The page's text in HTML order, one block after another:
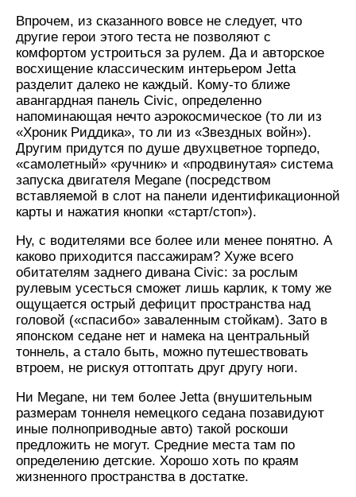
Впрочем, из сказанного вовсе не следует, что
другие герои этого теста не позволяют с
комфортом устроиться за рулем. Да и авторское
восхищение классическим интерьером Jetta
разделит далеко не каждый. Кому-то ближе
авангардная панель Civic, определенно
напоминающая нечто аэрокосмическое (то ли из
«Хроник Риддика», то ли из «Звездных войн»).
Другим придутся по душе двухцветное торпедо,
«самолетный» «ручник» и «продвинутая» система
запуска двигателя Megane (посредством
вставляемой в слот на панели идентификационной
карты и нажатия кнопки «старт/стоп»).
Ну, с водителями все более или менее понятно. А
каково приходится пассажирам? Хуже всего
обитателям заднего дивана Civic: за рослым
рулевым усесться сможет лишь карлик, к тому же
ощущается острый дефицит пространства над
головой («спасибо» заваленным стойкам). Зато в
японском седане нет и намека на центральный
тоннель, а стало быть, можно путешествовать
втроем, не рискуя оттоптать друг другу ноги.
Ни Megane, ни тем более Jetta (внушительным
размерам тоннеля немецкого седана позавидуют
иные полноприводные авто) такой роскоши
предложить не могут. Средние места там по
определению детские. Хорошо хоть по краям
жизненного пространства в достатке.